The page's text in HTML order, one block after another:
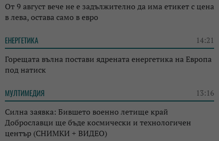
От 9 август вече не е задължително да има етикет с цена
в лева, остава само в евро
ЕНЕРГЕТИКА 14:21
Горещата вълна постави ядрената енергетика на Европа
под натиск
МУЛТИМЕДИЯ 13:16
Силна заявка: Бившето военно летище край
Доброславци ще бъде космически и технологичен
център (СНИМКИ + ВИДЕО)